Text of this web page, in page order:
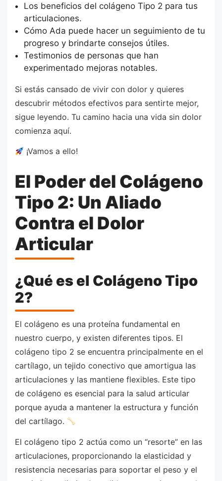
Los beneficios del colágeno Tipo 2 para tus
articulaciones.
Cómo Ada puede hacer un seguimiento de tu
progreso y brindarte consejos útiles.
Testimonios de personas que han
experimentado mejoras notables.
Si estás cansado de vivir con dolor y quieres
descubrir métodos efectivos para sentirte mejor,
sigue leyendo. Tu camino hacia una vida sin dolor
comienza aquí.
¡Vamos a ello!
El Poder del Colágeno
Tipo 2: Un Aliado
Contra el Dolor
Articular
¿Qué es el Colágeno Tipo
2?
El colágeno es una proteína fundamental en
nuestro cuerpo, y existen diferentes tipos. El
colágeno tipo 2 se encuentra principalmente en el
cartílago, un tejido conectivo que amortigua las
articulaciones y las mantiene flexibles. Este tipo
de colágeno es esencial para la salud articular
porque ayuda a mantener la estructura y función
del cartílago.
El colágeno tipo 2 actúa como un “resorte” en las
articulaciones, proporcionando la elasticidad y
resistencia necesarias para soportar el peso y el